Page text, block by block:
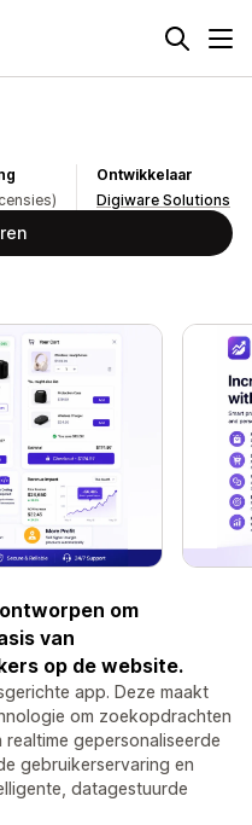
Ontwikkelaar
Digiware Solutions
om
van
op de website.
app. Deze maakt
om zoekopdrachten
gepersonaliseerde
gebruikerservaring en
datagestuurde